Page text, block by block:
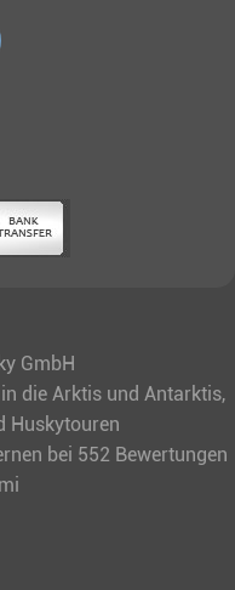
GmbH
die Arktis und Antarktis,
Huskytouren
bei 552 Bewertungen